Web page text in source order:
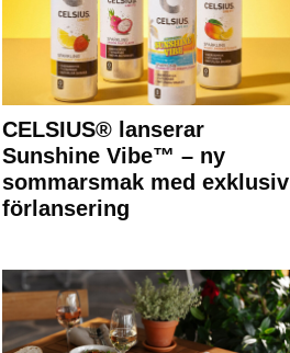
CELSIUS® lanserar
Sunshine Vibe™ – ny
sommarsmak med exklusiv
förlansering